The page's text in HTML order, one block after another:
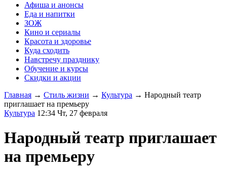
Афиша и анонсы
Еда и напитки
ЗОЖ
Кино и сериалы
Красота и здоровье
Куда сходить
Навстречу празднику
Обучение и курсы
Скидки и акции
Главная → Стиль жизни → Культура → Народный театр
приглашает на премьеру
Культура 12:34 Чт, 27 февраля
Народный театр приглашает
на премьеру